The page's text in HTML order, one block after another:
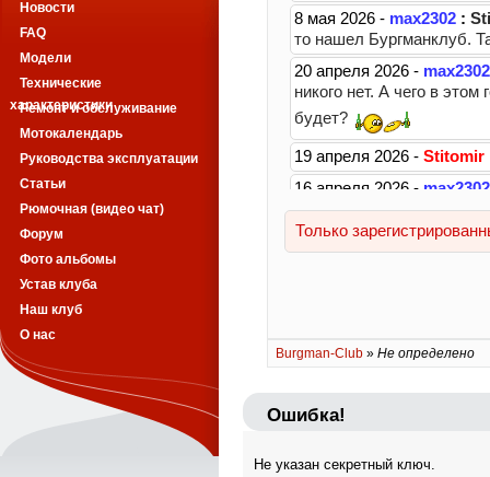
Burgman-Club » Не определено
Ошибка!
Не указан секретный ключ.
Новости
FAQ
Модели
Технические
характеристики
Ремонт и обслуживание
Мотокалендарь
Руководства эксплуатации
Статьи
Рюмочная (видео чат)
Форум
Фото альбомы
Устав клуба
Наш клуб
О нас